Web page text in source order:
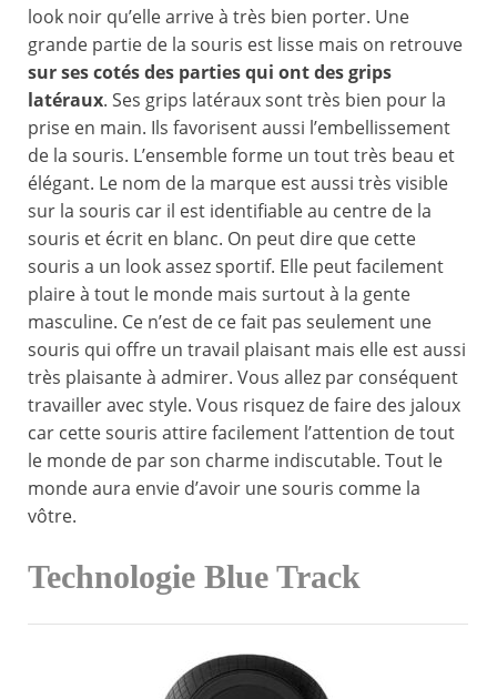
look noir qu’elle arrive à très bien porter. Une
grande partie de la souris est lisse mais on retrouve
sur ses cotés des parties qui ont des grips
latéraux. Ses grips latéraux sont très bien pour la
prise en main. Ils favorisent aussi l’embellissement
de la souris. L’ensemble forme un tout très beau et
élégant. Le nom de la marque est aussi très visible
sur la souris car il est identifiable au centre de la
souris et écrit en blanc. On peut dire que cette
souris a un look assez sportif. Elle peut facilement
plaire à tout le monde mais surtout à la gente
masculine. Ce n’est de ce fait pas seulement une
souris qui offre un travail plaisant mais elle est aussi
très plaisante à admirer. Vous allez par conséquent
travailler avec style. Vous risquez de faire des jaloux
car cette souris attire facilement l’attention de tout
le monde de par son charme indiscutable. Tout le
monde aura envie d’avoir une souris comme la
vôtre.
Technologie Blue Track